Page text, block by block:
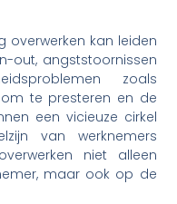
overwerken kan leiden
out, angststoornissen
zoals
te presteren en de
een vicieuze cirkel
van werknemers
niet alleen
maar ook op de